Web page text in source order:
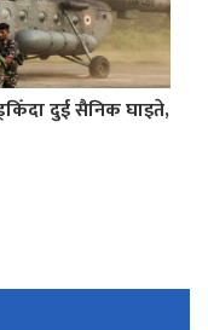
दुई सैनिक घाइते,